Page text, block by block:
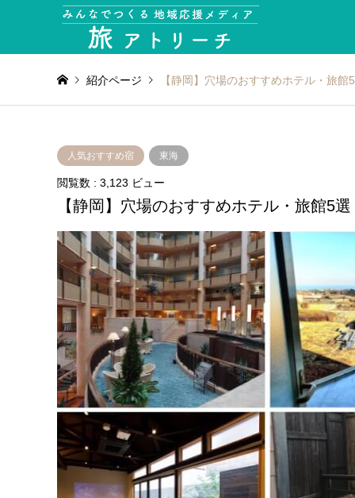
紹介ページ 【静岡】穴場のおすすめホテル・旅
人気おすすめ宿 東海
閲覧数 : 3,123 ビュー
【静岡】穴場のおすすめホテル・旅館5